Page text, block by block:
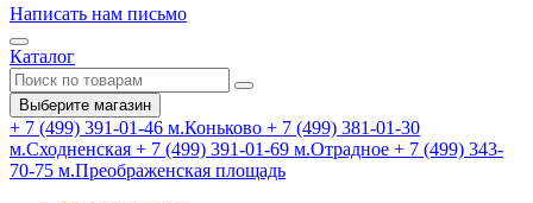
Написать нам письмо
Каталог
Выберите магазин
+ 7 (499) 391-01-46 м.Коньково + 7 (499) 381-01-30
м.Сходненская + 7 (499) 391-01-69 м.Отрадное + 7 (499) 343-
70-75 м.Преображенская площадь